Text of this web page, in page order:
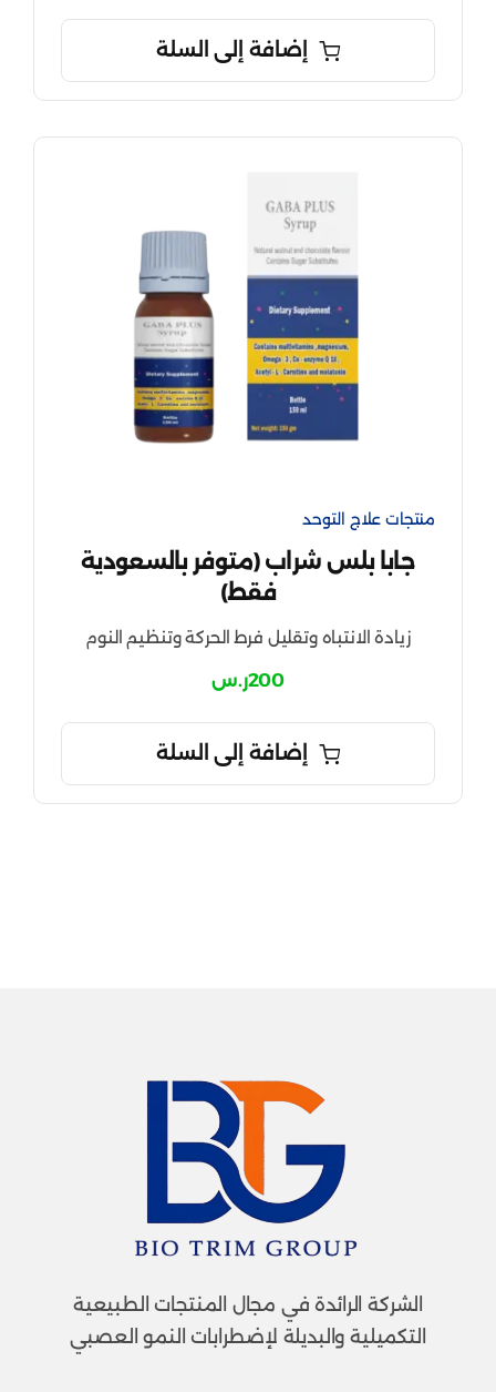
إضافة إلى السلة
منتجات علاج التوحد
جابا بلس شراب (متوفر بالسعودية
فقط)
زيادة الانتباه وتقليل فرط الحركة وتنظيم النوم
200ر.س
إضافة إلى السلة
الشركة الرائدة في مجال المنتجات الطبيعية
التكميلية والبديلة لإضطرابات النمو العصبي